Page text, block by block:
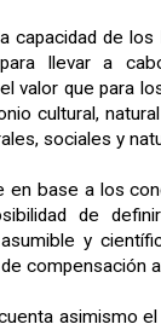
capacidad de
para llevar a
valor que para
cultural,
sociales y
en base a los
de
y
compensación
asimismo